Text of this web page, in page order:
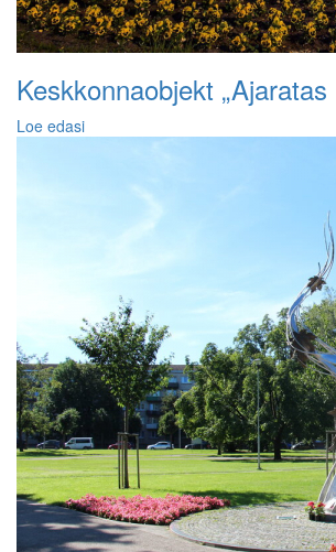
Keskkonnaobjekt „Ajaratas
Loe edasi